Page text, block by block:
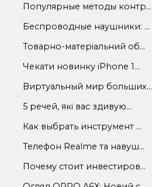
Популярные методы контр...
Беспроводные наушники: ...
Товарно-матеріальний об...
Чекати новинку iPhone 1...
Виртуальный мир больших...
5 речей, які вас здивую...
Как выбрать инструмент ...
Телефон Realme та навуш...
Почему стоит инвестиров...